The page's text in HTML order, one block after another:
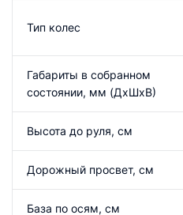
Тип колес
Габариты в собранном
состоянии, мм (ДхШхВ)
Высота до руля, см
Дорожный просвет, см
База по осям, см